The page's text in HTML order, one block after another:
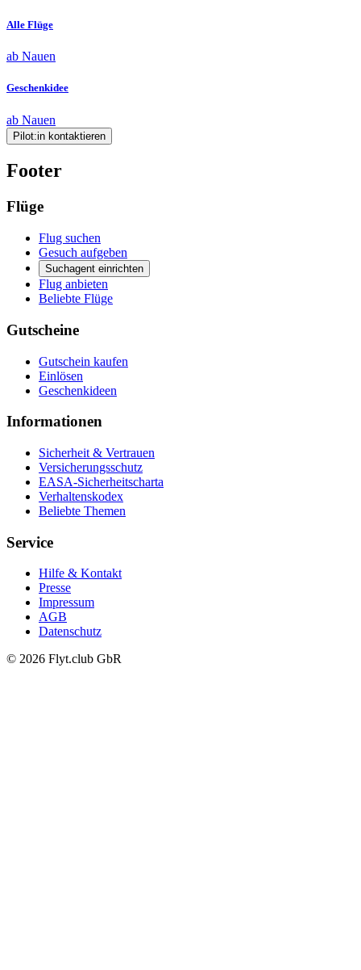
Alle Flüge
ab Nauen
Geschenkidee
ab Nauen
Pilot:in kontaktieren
Footer
Flüge
Flug suchen
Gesuch aufgeben
Suchagent einrichten
Flug anbieten
Beliebte Flüge
Gutscheine
Gutschein kaufen
Einlösen
Geschenkideen
Informationen
Sicherheit & Vertrauen
Versicherungsschutz
EASA-Sicherheitscharta
Verhaltenskodex
Beliebte Themen
Service
Hilfe & Kontakt
Presse
Impressum
AGB
Datenschutz
© 2026 Flyt.club GbR